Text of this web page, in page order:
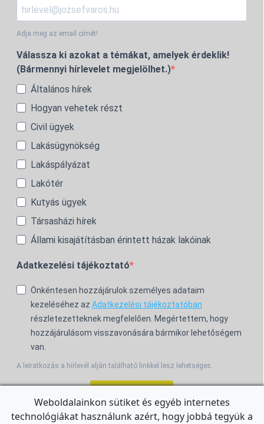
Adja meg az email címét!
Válassza ki azokat a témákat, amelyek érdeklik!
(Bármennyi hírlevelet megjelölhet.)
Általános hírek
Hogyan vehetek részt
Civil ügyek
Lakásügynökség
Lakáspályázat
Lakótér
Kutyás ügyek
Társasházi hírek
Állami kisajátításban érintett házak lakóinak
Adatkezelési tájékoztató
Önkéntesen hozzájárulok személyes adataim
kezeléséhez az Adatkezelési tájékoztatóban
részletezetteknek megfelelően. Megértettem, hogy
hozzájárulásom visszavonására bármikor lehetőségem
van.
A leiratkozás a hírlevél alján található linkkel lesz lehetséges.
Weboldalainkon sütiket és egyéb internetes
technológiákat használunk azért, hogy jobbá tegyük a